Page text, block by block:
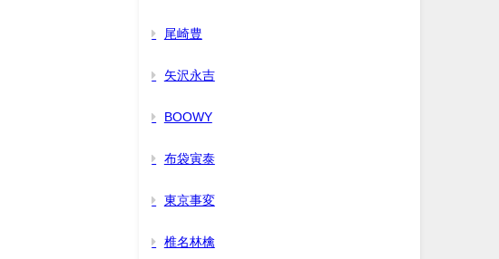
尾崎豊
矢沢永吉
BOOWY
布袋寅泰
東京事変
椎名林檎